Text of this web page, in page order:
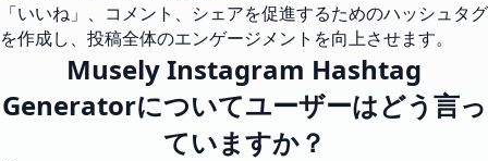
「いいね」、コメント、シェアを促進するためのハッシュタグ
を作成し、投稿全体のエンゲージメントを向上させます。
Musely Instagram Hashtag
Generatorについてユーザーはどう言っ
ていますか？